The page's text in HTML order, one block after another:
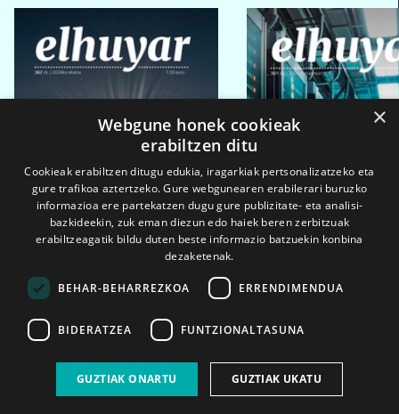
2026ko eka. 1a 2026ko mar. 1a
×
Webgune honek cookieak
erabiltzen ditu
Cookieak erabiltzen ditugu edukia, iragarkiak pertsonalizatzeko eta
gure trafikoa aztertzeko. Gure webgunearen erabilerari buruzko
informazioa ere partekatzen dugu gure publizitate- eta analisi-
bazkideekin, zuk eman diezun edo haiek beren zerbitzuak
erabiltzeagatik bildu duten beste informazio batzuekin konbina
dezaketenak.
BEHAR-BEHARREZKOA ERRENDIMENDUA
BIDERATZEA FUNTZIONALTASUNA
GUZTIAK ONARTU GUZTIAK UKATU